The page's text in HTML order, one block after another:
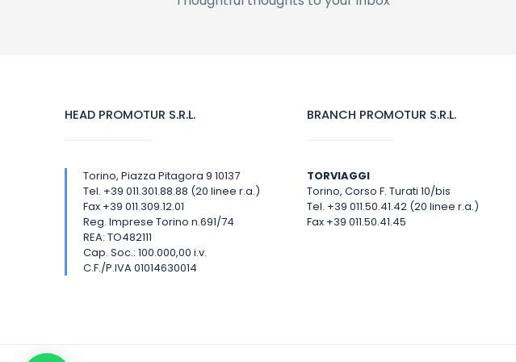
HEAD PROMOTUR S.R.L.
Torino, Piazza Pitagora 9 10137
Tel. +39 011.301.88.88 (20 linee r.a.)
Fax +39 011.309.12.01
Reg. Imprese Torino n.691/74
REA: TO482111
Cap. Soc.: 100.000,00 i.v.
C.F./P.IVA 01014630014
BRANCH PROMOTUR S.R.L.
TORVIAGGI
Torino, Corso F. Turati 10/bis
Tel. +39 011.50.41.42 (20 linee r.a.)
Fax +39 011.50.41.45